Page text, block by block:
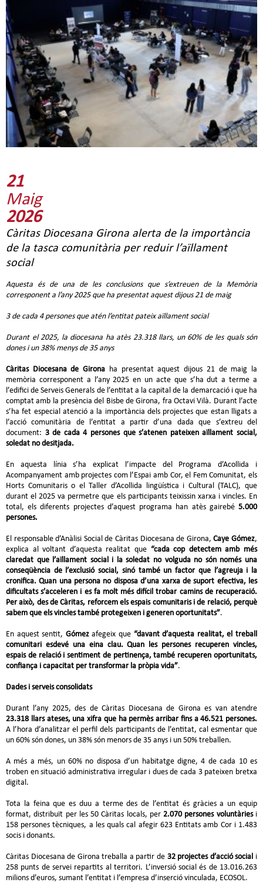
21
Maig
2026
Càritas Diocesana Girona alerta de la importància
de la tasca comunitària per reduir l’aïllament
social
Aquesta és de una de les conclusions que s’extreuen de la Memòria
corresponent a l’any 2025 que ha presentat aquest dijous 21 de maig
3 de cada 4 persones que atén l’entitat pateix aïllament social
Durant el 2025, la diocesana ha atès 23.318 llars, un 60% de les quals són
dones i un 38% menys de 35 anys
Càritas Diocesana de Girona ha presentat aquest dijous 21 de maig la
memòria corresponent a l’any 2025 en un acte que s’ha dut a terme a
l’edifici de Serveis Generals de l’entitat a la capital de la demarcació i que ha
comptat amb la presència del Bisbe de Girona, fra Octavi Vilà. Durant l’acte
s’ha fet especial atenció a la importància dels projectes que estan lligats a
l’acció comunitària de l’entitat a partir d’una dada que s’extreu del
document: 3 de cada 4 persones que s’atenen pateixen aïllament social,
soledat no desitjada.
En aquesta línia s’ha explicat l’impacte del Programa d’Acollida i
Acompanyament amb projectes com l’Espai amb Cor, el Fem Comunitat, els
Horts Comunitaris o el Taller d’Acollida lingüística i Cultural (TALC), que
durant el 2025 va permetre que els participants teixissin xarxa i vincles. En
total, els diferents projectes d’aquest programa han atès gairebé 5.000
persones.
El responsable d’Anàlisi Social de Càritas Diocesana de Girona,Caye Gómez,
explica al voltant d’aquesta realitat que “cada cop detectem amb més
claredat que l’aïllament social i la soledat no volguda no són només una
conseqüència de l’exclusió social, sinó també un factor que l’agreuja i la
cronifica. Quan una persona no disposa d’una xarxa de suport efectiva, les
dificultats s’acceleren i es fa molt més difícil trobar camins de recuperació.
Per això, des de Càritas, reforcem els espais comunitaris i de relació, perquè
sabem que els vincles també protegeixen i generen oportunitats”.
En aquest sentit, Gómezafegeix que “davant d’aquesta realitat, el treball
comunitari esdevé una eina clau. Quan les persones recuperen vincles,
espais de relació i sentiment de pertinença, també recuperen oportunitats,
confiança i capacitat per transformar la pròpia vida”.
Dades i serveis consolidats
Durant l’any 2025, des de Càritas Diocesana de Girona es van atendre
23.318 llars ateses, una xifra que ha permès arribar fins a 46.521 persones.
A l’hora d’analitzar el perfil dels participants de l’entitat, cal esmentar que
un 60% són dones, un 38% són menors de 35 anys i un 50% treballen.
A més a més, un 60% no disposa d’un habitatge digne, 4 de cada 10 es
troben en situació administrativa irregular i dues de cada 3 pateixen bretxa
digital.
Tota la feina que es duu a terme des de l’entitat és gràcies a un equip
format, distribuït per les 50 Càritas locals, per2.070 persones voluntàriesi
158 persones tècniques, a les quals cal afegir 623 Entitats amb Cor i 1.483
socis i donants.
Càritas Diocesana de Girona treballa a partir de 32 projectes d’acció social i
258 punts de servei repartits al territori. L’inversió social és de 13.016.263
milions d’euros, sumant l’entitat i l’empresa d’inserció vinculada, ECOSOL.